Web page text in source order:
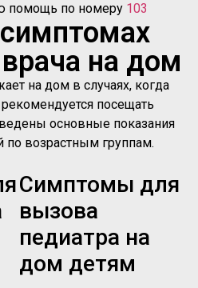
помощь по номеру 103
на дом
на дом в случаях, когда
посещать
основные показания
по возрастным группам.
Симптомы для
вызова
педиатра на
дом детям